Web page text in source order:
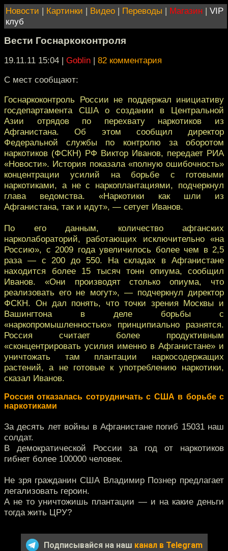
Новости | Картинки | Видео | Переводы | Магазин | VIP
клуб
Вести Госнаркоконтроля
19.11.11 15:04 | Goblin | 82 комментария
С мест сообщают:
Госнаркоконтроль России не поддержал инициативу
госдепартамента США о создании в Центральной
Азии отрядов по перехвату наркотиков из
Афганистана. Об этом сообщил директор
Федеральной службы по контролю за оборотом
наркотиков (ФСКН) РФ Виктор Иванов, передает РИА
«Новости». История показала «полную ошибочность»
концентрации усилий на борьбе с готовыми
наркотиками, а не с наркоплантациями, подчеркнул
глава ведомства. «Наркотики как шли из
Афганистана, так и идут», — сетует Иванов.
По его данным, количество афганских
нарколабораторий, работающих исключительно «на
Россию», с 2009 года увеличилось более чем в 2,5
раза — с 200 до 550. На складах в Афганистане
находится более 15 тысяч тонн опиума, сообщил
Иванов. «Они производят столько опиума, что
реализовать его не могут», — подчеркнул директор
ФСКН. Он дал понять, что точки зрения Москвы и
Вашингтона в деле борьбы с
«наркопромышленностью» принципиально разнятся.
Россия считает более продуктивным
«сконцентрировать усилия именно в Афганистане» и
уничтожать там плантации наркосодержащих
растений, а не готовые к употреблению наркотики,
сказал Иванов.
Россия отказалась сотрудничать с США в борьбе с
наркотиками
За десять лет войны в Афганистане погиб 15031 наш
солдат.
В демократической России за год от наркотиков
гибнет более 100000 человек.
Не зря гражданин США Владимир Познер предлагает
легализовать героин.
А не то уничтожишь плантации — и на какие деньги
тогда жить ЦРУ?
Подписывайся на наш канал в Telegram